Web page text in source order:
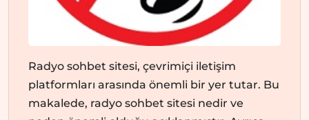
Radyo sohbet sitesi, çevrimiçi iletişim
platformları arasında önemli bir yer tutar. Bu
makalede, radyo sohbet sitesi nedir ve